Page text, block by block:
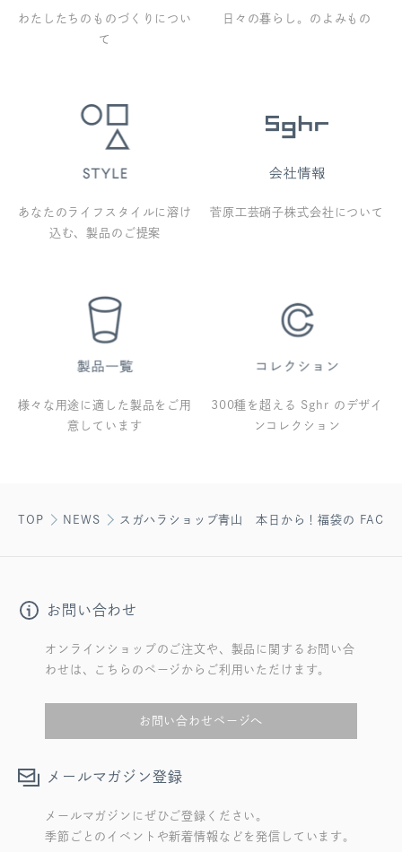
わたしたちのものづくりについ
て
日々の暮らし。のよみもの
あなたのライフスタイルに溶け
込む、製品のご提案
菅原工芸硝子株式会社について
様々な用途に適した製品をご用
意しています
300種を超える Sghr のデザイ
ンコレクション
TOP NEWS スガハラショップ青山 本日から！福袋の
お問い合わせ
オンラインショップのご注文や、製品に関するお問い合
わせは、こちらのページからご利用いただけます。
お問い合わせページへ
メールマガジン登録
メールマガジンにぜひご登録ください。
季節ごとのイベントや新着情報などを発信しています。